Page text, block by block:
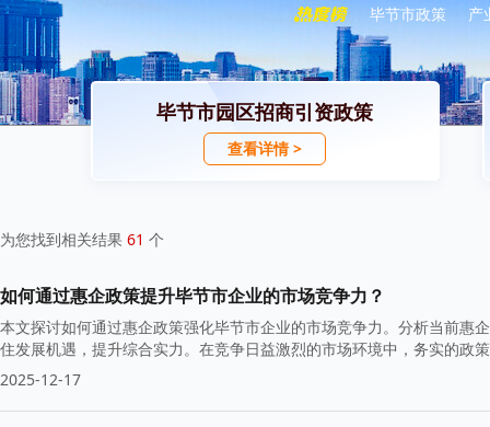
毕节市政策 产
毕节市园区招商引资政策
查看详情 >
为您找到相关结果 61 个
如何通过惠企政策提升毕节市企业的市场竞争力？
本文探讨如何通过惠企政策强化毕节市企业的市场竞争力。分析当前惠
住发展机遇，提升综合实力。在竞争日益激烈的市场环境中，务实的政
2025-12-17